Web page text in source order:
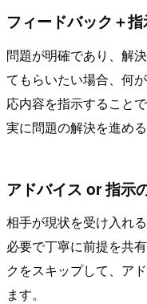
フィードバック＋
問題が明確であり、解
てもらいたい場合、何
応内容を指示すること
実に問題の解決を進め
アドバイス or 指示
相手が現状を受け入れ
必要で丁寧に前提を共
クをスキップして、ア
ます。